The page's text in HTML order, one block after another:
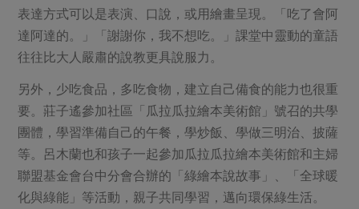
表達方式可以是表演、口說，或用繪畫呈現。「吃了會阿
達阿達的。」「謝謝你，我不想吃。」課堂中靈動的童語
往往比大人嚴肅的說教更具說服力。
另外，少吃食品，多吃食物，建立自己備食的能力也很重
要。莊子遙參加社區「瓜拉瓜拉繪本美術館」號召的共學
團體，學習準備自己的午餐，學炒飯、學做三明治、披薩
等。呂木蘭也和孩子一起參加瓜拉瓜拉繪本美術館和主婦
聯盟基金會台中分會合辦的「綠繪本說故事」、「全球暖
化與綠能」等活動，親子共同學習，邁向環保綠生活。